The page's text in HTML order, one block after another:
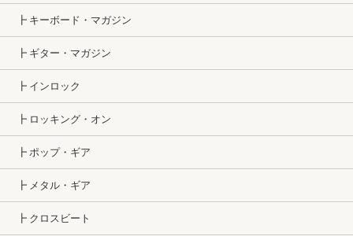
┣ キーボード・マガジン
┣ ギター・マガジン
┣ インロック
┣ ロッキング・オン
┣ ポップ・ギア
┣ メタル・ギア
┣ クロスビート